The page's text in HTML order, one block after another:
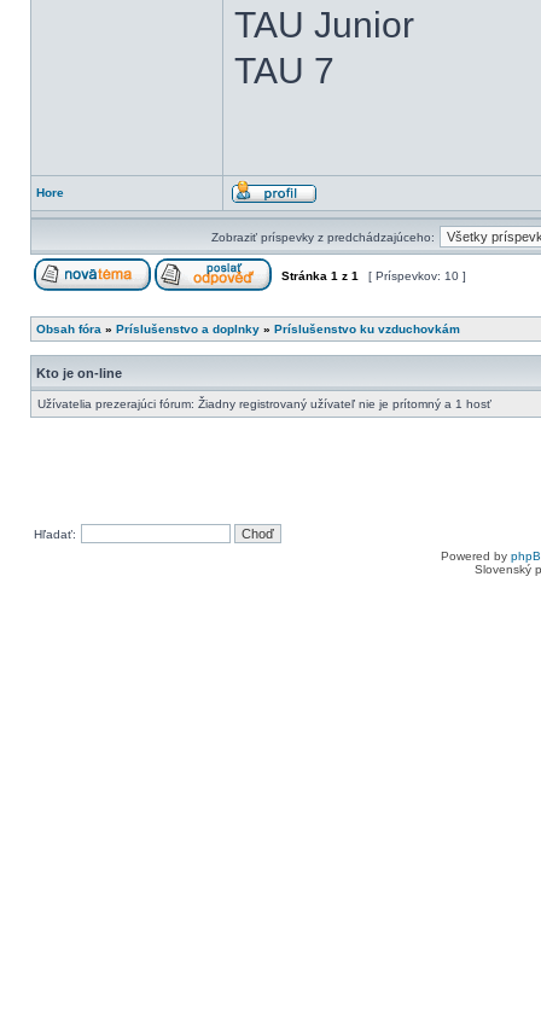
TAU Junior
TAU 7
Hore
Zobraziť príspevky z predchádzajúceho:
Stránka 1 z 1 [ Príspevkov: 10 ]
Obsah fóra » Príslušenstvo a doplnky » Príslušenstvo ku vzduchovkám
Kto je on-line
Užívatelia prezerajúci fórum: Žiadny registrovaný užívateľ nie je prítomný a 1 hosť
Hľadať:
Powered by
Slovenský